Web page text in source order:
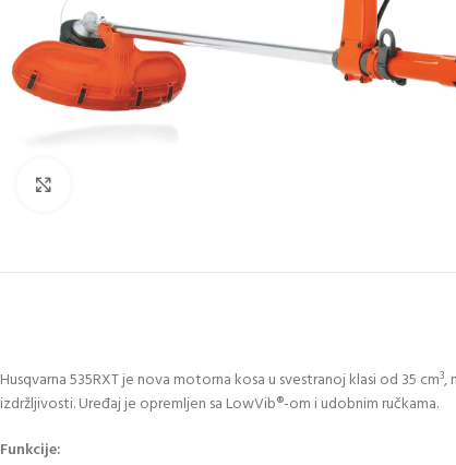
Husqvarna 535RXT je nova motorna kosa u svestranoj klasi od 35
izdržljivosti. Uređaj je opremljen sa LowVib®-om i udobnim ručkama.
Funkcije: